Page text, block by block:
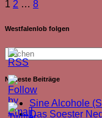
der
1 2 … 8
Westfalenlob folgen
Neueste Beiträge
Sine Alcohole
Das Soester